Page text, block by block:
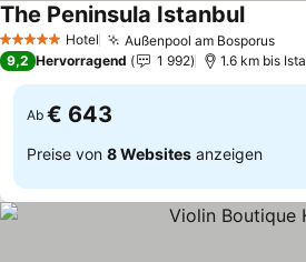
5 Sterne Hotel Außenpool am Bosporus
The Peninsula IstanbulPreise
9,2 Hervorragend 1 992 1.6 km bis
Ab € 643
Preise von 8 Websites anzeigen